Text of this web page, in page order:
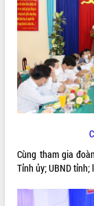
HỆ THỐNG VĂN BẢN
VĂN BẢN HĐND TỈNH
ĐIỂM TIN VĂN BẢN
QUY HOẠCH - KẾ HOẠCH
Cùng tham gia
Tỉnh ủy; UBND